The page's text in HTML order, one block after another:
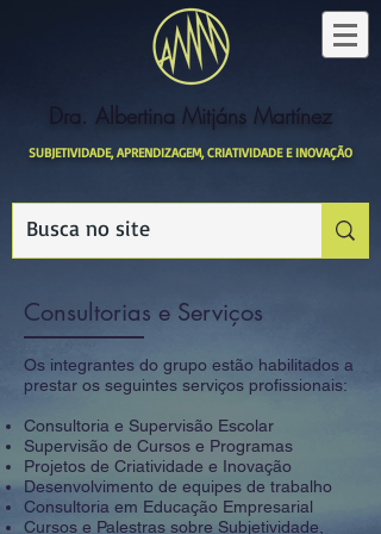
Dra. Albertina Mitjáns Martínez
SUBJETIVIDADE, APRENDIZAGEM, CRIATIVIDADE E INOVAÇÃO
Consultorias e Serviços
Os integrantes do grupo estão habilitados a
prestar os seguintes serviços profissionais:
Consultoria e Supervisão Escolar
Supervisão de Cursos e Programas
Projetos de Criatividade e Inovação
Desenvolvimento de equipes de trabalho
Consultoria em Educação Empresarial
Cursos e Palestras sobre Subjetividade,